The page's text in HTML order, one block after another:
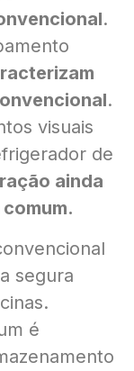
.
.
visuais
de
ainda
segura
é